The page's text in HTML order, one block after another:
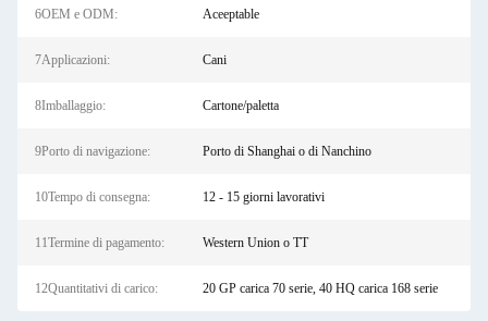
6OEM e ODM: Aceeptable
7Applicazioni: Cani
8Imballaggio: Cartone/paletta
9Porto di navigazione: Porto di Shanghai o di Nanchino
10Tempo di consegna: 12 - 15 giorni lavorativi
11Termine di pagamento: Western Union o TT
12Quantitativi di carico: 20 GP carica 70 serie, 40 HQ carica 168 serie